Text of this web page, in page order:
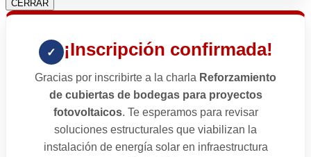
CERRAR
✓ ¡Inscripción confirmada!
Gracias por inscribirte a la charla Reforzamiento
de cubiertas de bodegas para proyectos
fotovoltaicos. Te esperamos para revisar
soluciones estructurales que viabilizan la
instalación de energía solar en infraestructura